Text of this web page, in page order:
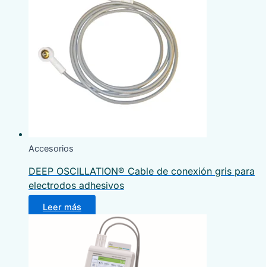
Accesorios
DEEP OSCILLATION® Cable de conexión gris para
electrodos adhesivos
Leer más